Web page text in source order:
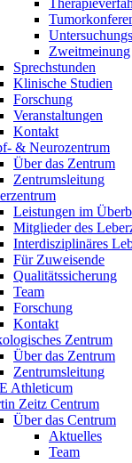
Zweitmeinung
Sprechstunden
Klinische Studien
Forschung
Veranstaltungen
Kontakt
& Neurozentrum
Über das Zentrum
Zentrumsleitung
Leistungen im
Mitglieder des
Interdisziplinäres
Für Zuweisende
Qualitätssicherung
Team
Forschung
Kontakt
Zentrum
Über das Zentrum
Zentrumsleitung
Athleticum
Zeitz Centrum
Über das Centrum
Aktuelles
Team